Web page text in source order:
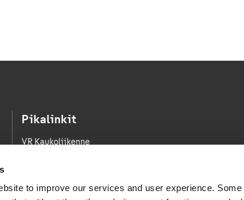
to improve our services and user experience.
Pikalinkit
VR Kaukoliikenne